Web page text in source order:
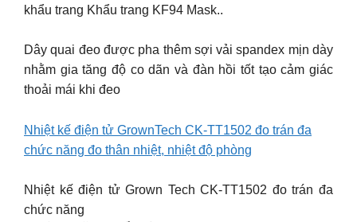
khẩu trang Khẩu trang KF94 Mask..
Dây quai đeo được pha thêm sợi vải spandex mịn dày
nhằm gia tăng độ co dãn và đàn hồi tốt tạo cảm giác
thoải mái khi đeo
Nhiệt kế điện tử GrownTech CK-TT1502 đo trán đa
chức năng đo thân nhiệt, nhiệt độ phòng
Nhiệt kế điện tử Grown Tech CK-TT1502 đo trán đa
chức năng